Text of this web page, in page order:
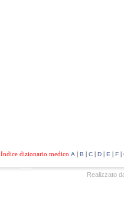
Indice dizionario medico A | B | C| D| E | F|
Realizzato